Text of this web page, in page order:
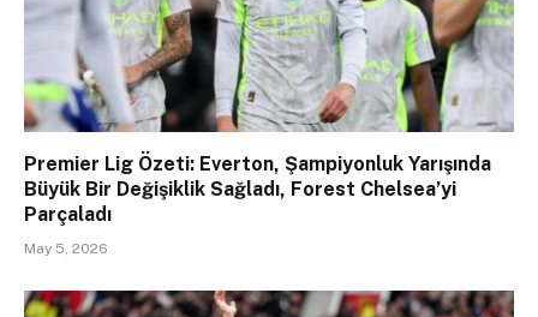
Premier Lig Özeti: Everton, Şampiyonluk Yarışında
Büyük Bir Değişiklik Sağladı, Forest Chelsea’yi
Parçaladı
May 5, 2026